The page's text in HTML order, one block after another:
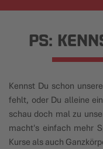
PS:
Kennst Du schon unsere
fehlt, oder Du alleine
schau doch mal zu
macht's einfach mehr
Kurse als auch